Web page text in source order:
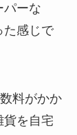
パーな
た感じで
料がかか
貨を自宅